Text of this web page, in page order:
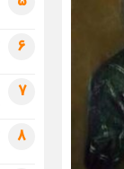
6
7
8